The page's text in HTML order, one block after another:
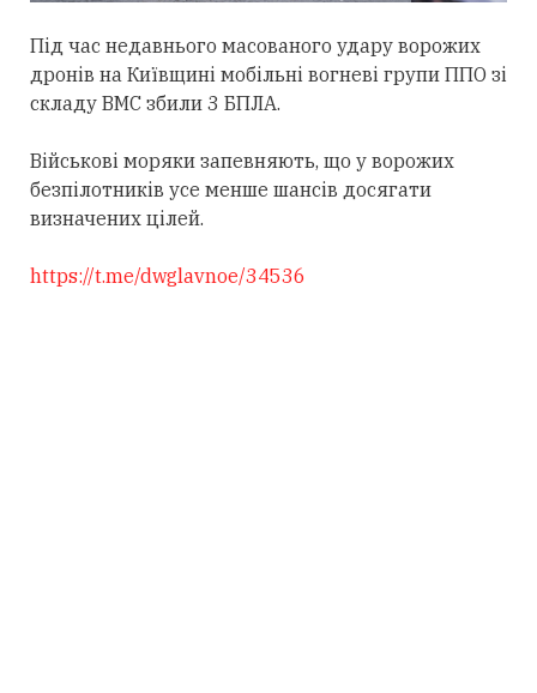
Під час недавнього масованого удару ворожих
дронів на Київщині мобільні вогневі групи ППО зі
складу ВМС збили 3 БПЛА.
Військові моряки запевняють, що у ворожих
безпілотників усе менше шансів досягати
визначених цілей.
https://t.me/dwglavnoe/34536